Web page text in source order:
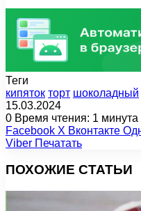
Теги
кипяток торт шоколадный
15.03.2024
0 Время чтения: 1 минута
Facebook X Вконтакте
Viber Печатать
ПОХОЖИЕ СТАТЬИ